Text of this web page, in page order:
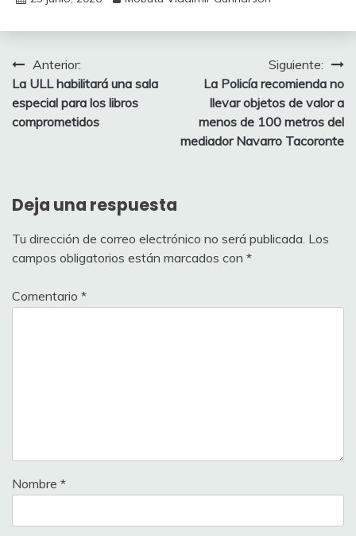
Navegación
de
entradas
Anterior:
La ULL habilitará una sala
especial para los libros
comprometidos
Siguiente:
La Policía recomienda no
llevar objetos de valor a
menos de 100 metros del
mediador Navarro Tacoronte
Deja una respuesta
Tu dirección de correo electrónico no será publicada. Los
campos obligatorios están marcados con *
Comentario *
Nombre *